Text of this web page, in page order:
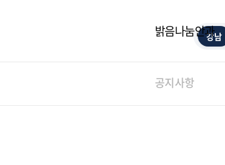
강남
밝음나눔안과
공지사항